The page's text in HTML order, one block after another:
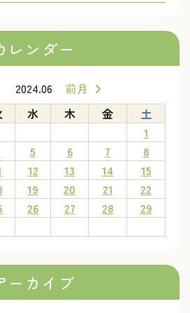
レンダー
2024.06
前月
水 木 金
土
1
5 6 7
8
12 13 14
15
19 20 21
22
26 27 28
29
ーカイブ